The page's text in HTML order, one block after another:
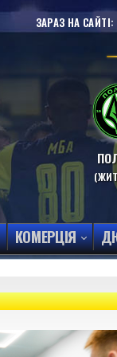
ЗАРАЗ НА САЙТІ:
КОМЕРЦІЯ